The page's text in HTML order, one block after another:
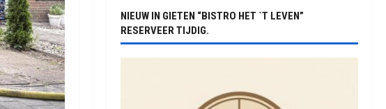
NIEUW IN GIETEN “BISTRO HET `T LEVEN”
RESERVEER TIJDIG.